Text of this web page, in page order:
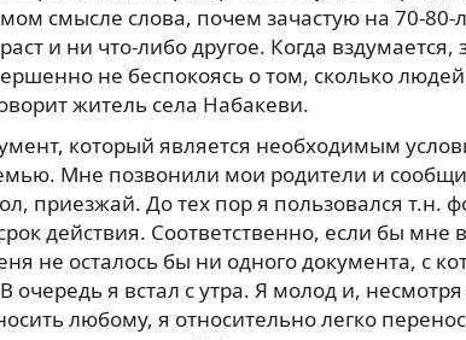
смысле слова, почем зачастую на 70-80-
и ни что-либо другое. Когда
не беспокоясь о том, сколько
житель села Набакеви.
который является необходимым
Мне позвонили мои родители и
приезжай. До тех пор я пользовался т.н.
действия. Соответственно, если бы
не осталось бы ни одного документа, с
очередь я встал с утра. Я молод и,
любому, я относительно легко